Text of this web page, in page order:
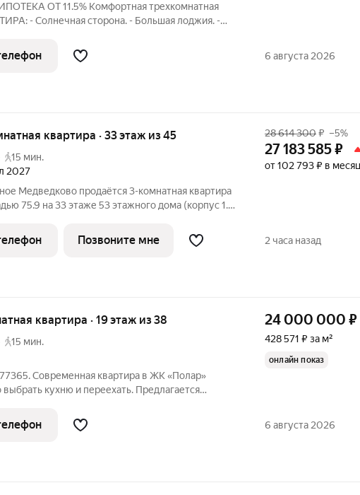
ОТ 11.5% Комфортная трехкомнатная
- Солнечная сторона. - Большая лоджия. -
- Детский сад, школа. -
парк для
6 августа 2026
квартира · 33 этаж из 45
15 мин.
2027
Медведково продаётся 3-комнатная квартира
75.9 на 33 этаже 53 этажного дома (корпус 1.4,
станции метро «Медведково». 8 минут на
28 614 300₽ –5%
27 183 585₽
от 102 793 ₽ в месяц
Позвоните мне 2 часа назад
квартира · 19 этаж из 38
15 мин.
Современная квартира в ЖК «Полар»
выбрать кухню и переехать. Предлагается
жилых комплексов Северного Медведкова.
24 000 000 ₽
428 571 ₽ за м²
онлайн показ
6 августа 2026